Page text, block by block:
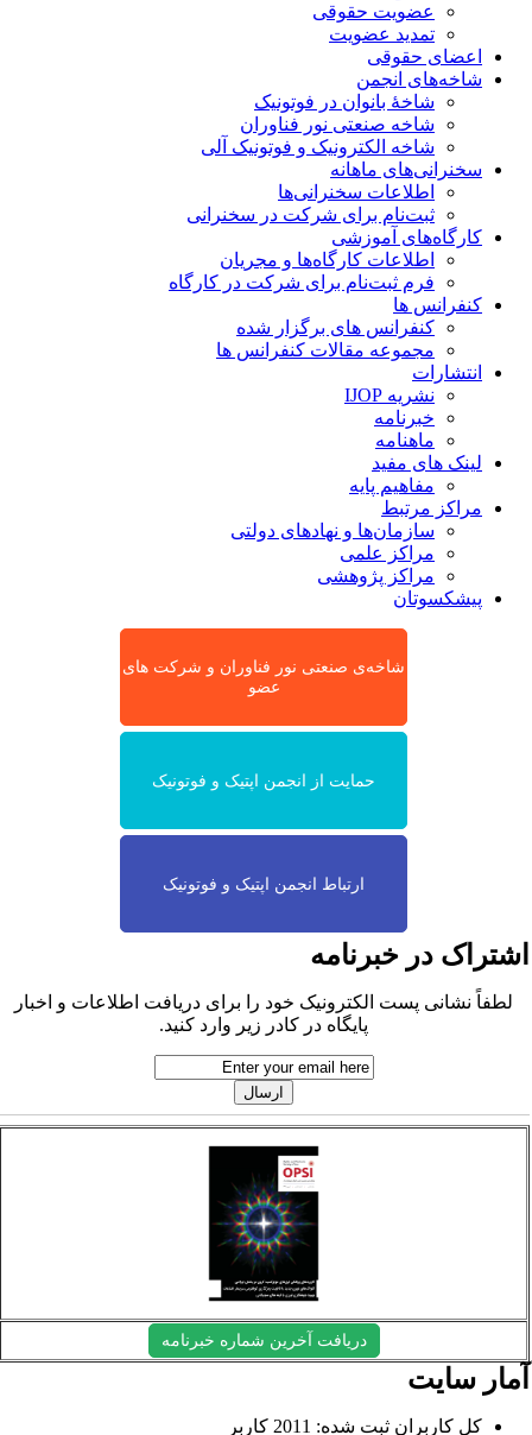
عضویت حقوقی
تمدید عضویت
اعضای حقوقی
شاخه‌های انجمن
شاخۀ بانوان در فوتونیک
شاخه صنعتی نور فناوران
شاخه‌ الکترونیک و فوتونیک آلی
سخنرانی‌های ماهانه
اطلاعات سخنرانی‌‌ها
ثبت‌نام برای شرکت در سخنرانی
کارگاه‌های آموزشی
اطلاعات کارگاه‌ها و مجریان
فرم ثبت‌نام برای شرکت در کارگاه
کنفرانس ها
کنفرانس های برگزار شده
مجموعه مقالات کنفرانس ها
انتشارات
نشریه IJOP
خبرنامه
ماهنامه
لینک های مفید
مفاهیم پایه
مراکز مرتبط
سازمان‌ها و نهادهای دولتی
مراکز علمی
مراکز پژوهشی
پیشکسوتان
شاخه‌ی صنعتی نور فناوران و شرکت های
عضو
حمایت از انجمن اپتیک و فوتونیک
ارتباط انجمن اپتیک و فوتونیک
در خبرنامه
لطفاً نشانی پست الکترونیک خود را برای دریافت اطلاعات و اخبار
پایگاه در کادر زیر وارد کنید.
دریافت آخرین شماره خبرنامه
سایت
کل کاربران ثبت شده: 2011 کاربر